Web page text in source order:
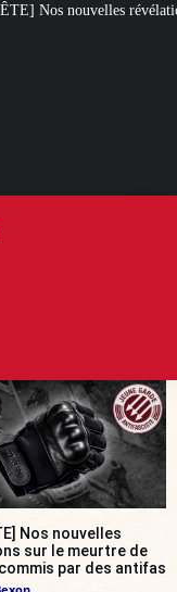
de Quentin commis
Nos nouvelles
sur le meurtre de
par des antifas